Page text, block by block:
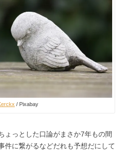
/ Pixabay
ょっとした口論がまさか7年もの間
件に繋がるなどだれも予想だにして